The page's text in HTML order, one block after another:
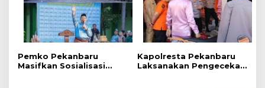
‎Pemko Pekanbaru
Masifkan Sosialisasi
Kapolresta Pekanbaru
Laksanakan Pengecekan